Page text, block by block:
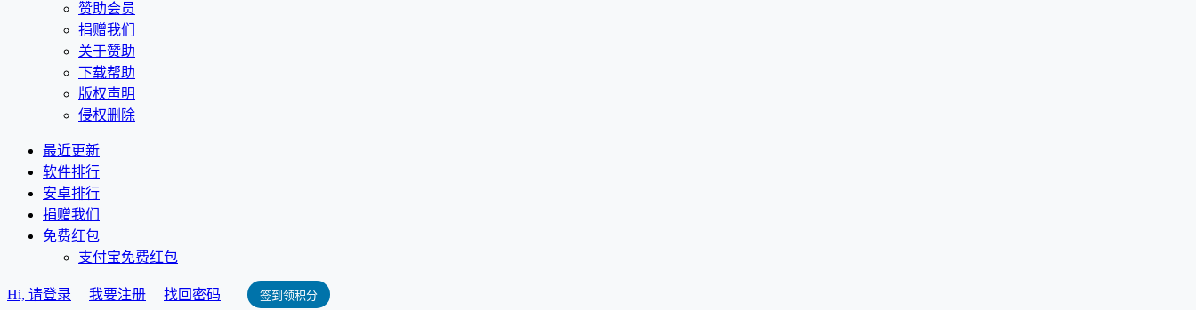
赞助会员
捐赠我们
关于赞助
下载帮助
版权声明
侵权删除
最近更新
软件排行
安卓排行
捐赠我们
免费红包
支付宝免费红包
Hi, 请登录 我要注册 找回密码 签到领积分